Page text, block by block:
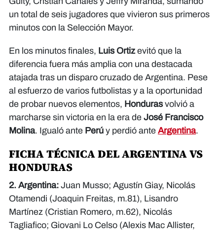
un total de seis jugadores que vivieron sus primeros
minutos con la Selección Mayor.
En los minutos finales, Luis Ortizevitó que la
diferencia fuera más amplia con una destacada
atajada tras un disparo cruzado de Argentina. Pese
al esfuerzo de varios futbolistas y a la oportunidad
de probar nuevos elementos, Hondurasvolvió a
marcharse sin victoria en la era de José Francisco
Molina. Igualó ante Perú y perdió ante Argentina.
FICHA TÉCNICA DEL ARGENTINA VS
HONDURAS
2. Argentina: Juan Musso; Agustín Giay, Nicolás
Otamendi (Joaquin Freitas, m.81), Lisandro
Martínez (Cristian Romero, m.62), Nicolás
Tagliafico; Giovani Lo Celso (Alexis Mac Allister,